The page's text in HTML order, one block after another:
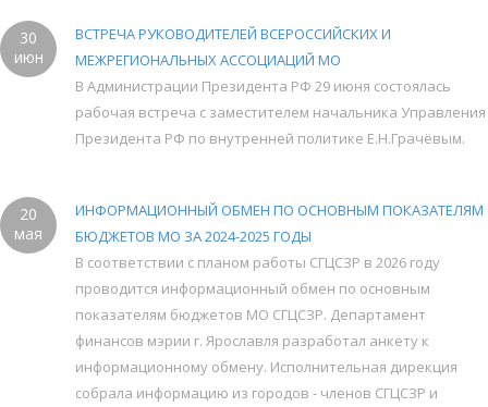
30
июн
ВСТРЕЧА РУКОВОДИТЕЛЕЙ ВСЕРОССИЙСКИХ И
МЕЖРЕГИОНАЛЬНЫХ АССОЦИАЦИЙ МО
В Администрации Президента РФ 29 июня состоялась
рабочая встреча с заместителем начальника Управления
Президента РФ по внутренней политике Е.Н.Грачёвым.
20
мая
ИНФОРМАЦИОННЫЙ ОБМЕН ПО ОСНОВНЫМ ПОКАЗАТЕЛЯМ
БЮДЖЕТОВ МО ЗА 2024-2025 ГОДЫ
В соответствии с планом работы СГЦСЗР в 2026 году
проводится информационный обмен по основным
показателям бюджетов МО СГЦСЗР. Департамент
финансов мэрии г. Ярославля разработал анкету к
информационному обмену. Исполнительная дирекция
собрала информацию из городов - членов СГЦСЗР и